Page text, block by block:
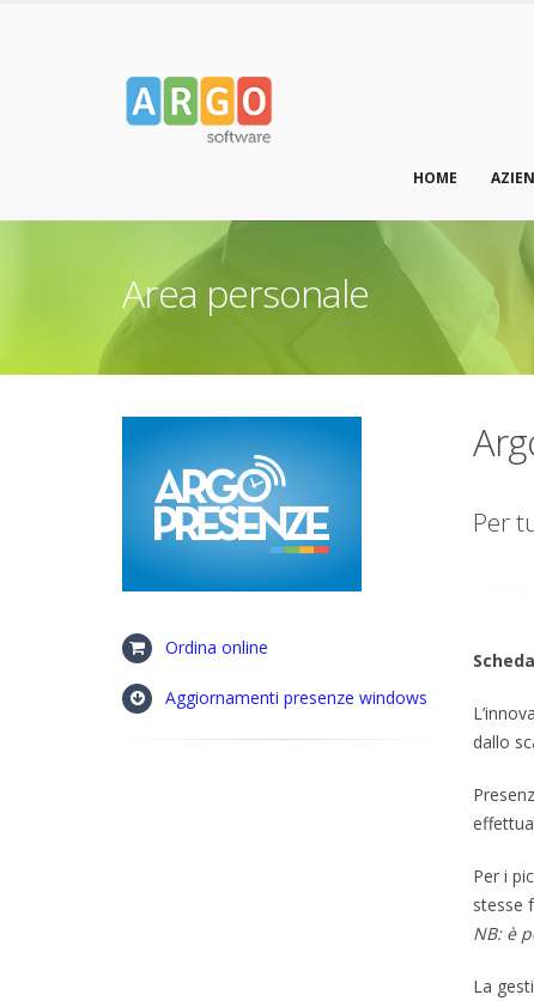
HOME
Area personale
Ordina online
Aggiornamenti presenze windows
Per
dallo
Per i
stesse
NB: è
La